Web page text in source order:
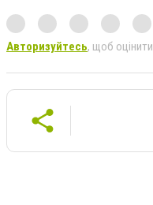
Авторизуйтесь, щоб оцінити